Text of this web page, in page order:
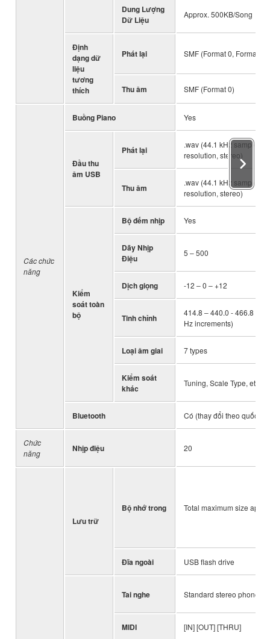
Dung Lượng
Dữ Liệu
Approx. 500KB/Song
Định
dạng dữ
liệu
tương
thích
Phát lại SMF (Format 0, Format 1)
Thu âm SMF (Format 0)
Các chức
năng
Buồng Piano Yes
Đầu thu
âm USB
Phát lại
.wav (44.1 kHz sample
resolution, stereo)
Thu âm
.wav (44.1 kHz sample
resolution, stereo)
Kiểm
soát toàn
bộ
Bộ đếm nhịp Yes
Dãy Nhịp
Điệu
5 ‒ 500
Dịch giọng -12 ‒ 0 ‒ +12
Tinh chỉnh
414.8 ‒ 440.0 - 466.8 Hz
Hz increments)
Loại âm giai 7 types
Kiểm soát
khác
Tuning, Scale Type, etc.
Bluetooth Có (thay đổi theo quốc
Chức
năng
Nhịp điệu 20
Lưu trữ
Bộ nhớ trong Total maximum size
Đĩa ngoài USB flash drive
Tai nghe Standard stereo phone
MIDI [IN] [OUT] [THRU]